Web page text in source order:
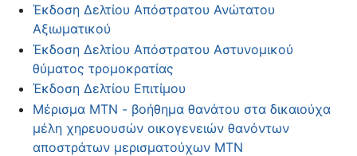
Έκδοση Δελτίου Απόστρατου Ανώτατου
Αξιωματικού
Έκδοση Δελτίου Απόστρατου Αστυνομικού
θύματος τρομοκρατίας
Έκδοση Δελτίου Επιτίμου
Μέρισμα ΜΤΝ - βοήθημα θανάτου στα δικαιούχα
μέλη χηρευουσών οικογενειών θανόντων
αποστράτων μερισματούχων ΜΤΝ